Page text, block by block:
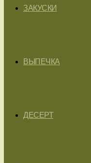
ЗАКУСКИ
ВЫПЕЧКА
ДЕСЕРТ